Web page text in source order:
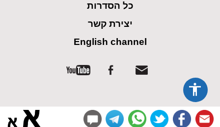
כל הסדרות
יצירת קשר
English channel